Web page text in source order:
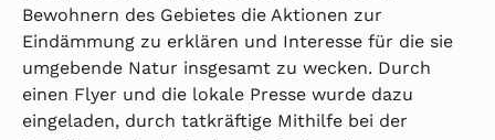
Bewohnern des Gebietes die Aktionen zur
Eindämmung zu erklären und Interesse für die sie
umgebende Natur insgesamt zu wecken. Durch
einen Flyer und die lokale Presse wurde dazu
eingeladen, durch tatkräftige Mithilfe bei der